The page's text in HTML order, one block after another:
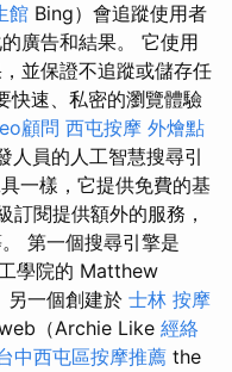
館 Bing）會追蹤使用者
廣告和結果。 它使用
並保證不追蹤或儲存任
快速、私密的瀏覽體驗
顧問 西屯按摩 外燴點
人員的人工智慧搜尋引
一樣，它提供免費的基
訂閱提供額外的服務，
第一個搜尋引擎是
學院的 Matthew
另一個創建於 士林 按摩
（Archie Like 經絡
中西屯區按摩推薦 the